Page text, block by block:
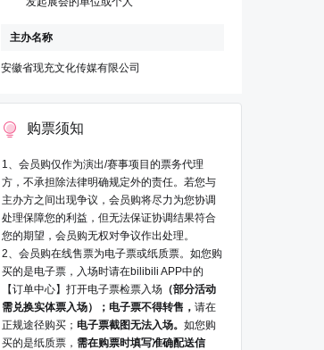
主办名称
安徽省现充文化传媒有限公司
购票须知
1、会员购仅作为演出/赛事项目的票务代理
方，不承担除法律明确规定外的责任。若您与
主办方之间出现争议，会员购将尽力为您协调
处理保障您的利益，但无法保证协调结果符合
您的期望，会员购无权对争议作出处理。
2、会员购在线售票为电子票或纸质票。如您购
买的是电子票，入场时请在bilibili APP中的
【订单中心】打开电子票检票入场 （部分活动
需兑换实体票入场）；电子票不得转售， 请在
正规途径购买； 电子票截图无法入场。 如您购
买的是纸质票， 需在购票时填写准确配送信